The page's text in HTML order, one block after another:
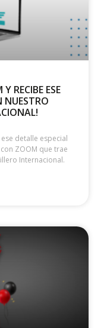
RECIBE ESE
NUESTRO
detalle especial
ZOOM que trae
Internacional.